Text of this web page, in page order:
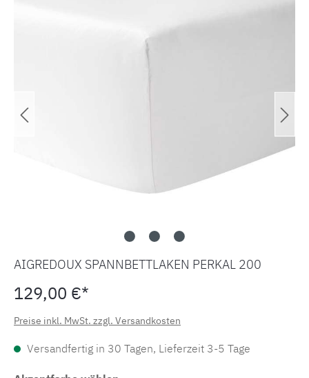
AIGREDOUX SPANNBETTLAKEN PERKAL 200
129,00 €*
Preise inkl. MwSt. zzgl. Versandkosten
Versandfertig in 30 Tagen, Lieferzeit 3-5 Tage